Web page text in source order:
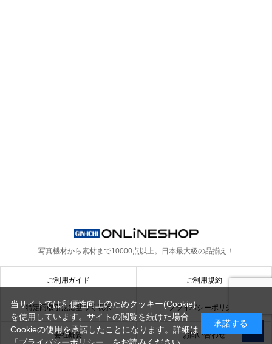
写真機材から素材まで10000点以上。 日本最大級の品揃え！
ご利用ガイド ご利用規約
特定商取引法に基づく表示 プライバシーポリシー
会社概要 お問い合わせ
当サイトでは利便性向上のためクッキー(Cookie)
を使用しています。サイトの閲覧を続けた場合
Cookieの使用を承諾したことになります。詳細は
承諾する